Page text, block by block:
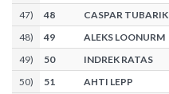
47) 48
CASPAR TUBARIK
48) 49
ALEKS LOONURM
49) 50
INDREK RATAS
50) 51
AHTI LEPP